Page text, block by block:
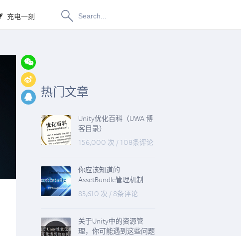
充电一刻 博物纳新
热门文章
Unity优化百科（UWA 博
客目录）
156,000 次 / 108条评论
你应该知道的
AssetBundle管理机制
83,610 次 / 8条评论
关于Unity中的资源管
理，你可能遇到这些问题